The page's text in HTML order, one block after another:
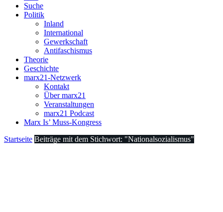
Suche
Politik
Inland
International
Gewerkschaft
Antifaschismus
Theorie
Geschichte
marx21-Netzwerk
Kontakt
Über marx21
Veranstaltungen
marx21 Podcast
Marx Is’ Muss-Kongress
Startseite Beiträge mit dem Stichwort: "Nationalsozialismus"